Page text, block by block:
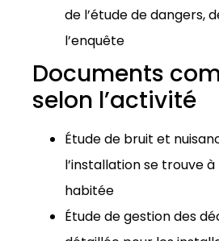
de l’étude de dangers,
l’enquête
Documents
selon l’activité
Étude de bruit et
l’installation se trouve
habitée
Étude de gestion des